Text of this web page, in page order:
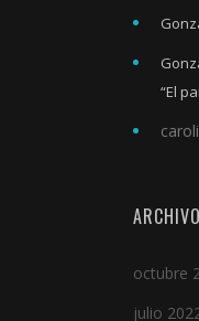
“El
octubre
julio